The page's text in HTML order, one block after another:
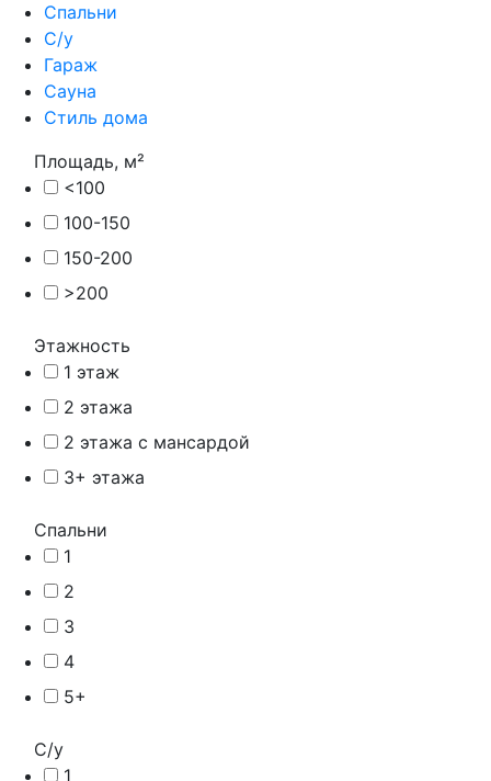
Спальни
С/у
Гараж
Сауна
Стиль дома
Площадь, м²
<100
100-150
150-200
>200
Этажность
1 этаж
2 этажа
2 этажа с мансардой
3+ этажа
Спальни
1
2
3
4
5+
С/у
1